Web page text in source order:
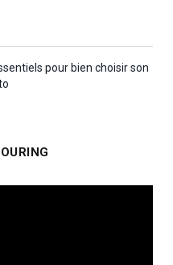
pour bien choisir son